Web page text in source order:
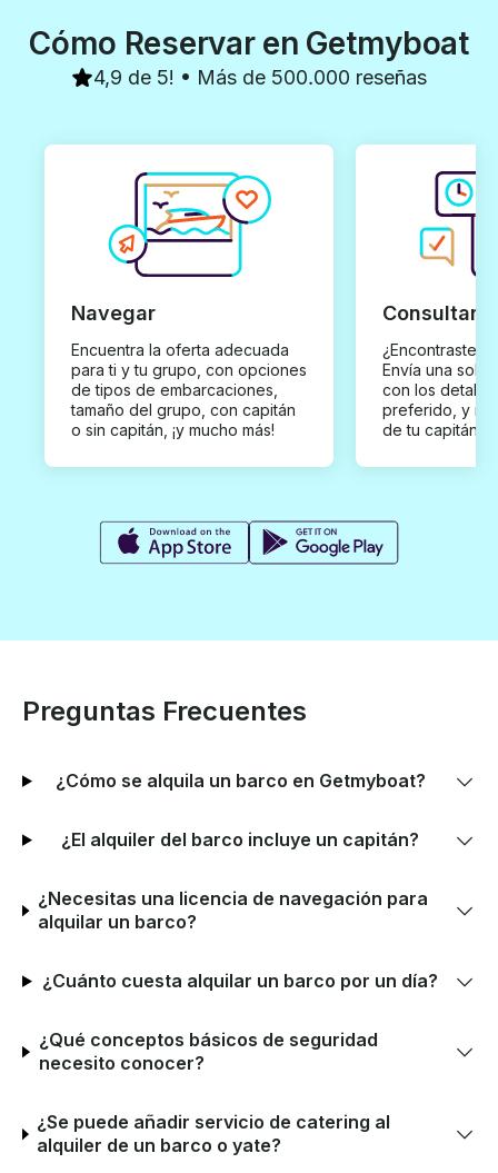
Cómo Reservar en Getmyboat
4,9 de 5! • Más de 500.000 reseñas
Navegar
Encuentra la oferta adecuada
para ti y tu grupo, con opciones
de tipos de embarcaciones,
tamaño del grupo, con capitán
o sin capitán, ¡y mucho más!
Consultar
¿Encontraste
Envía una
con los
preferido, y
de tu capitán
Preguntas Frecuentes
¿Cómo se alquila un barco en Getmyboat?
¿El alquiler del barco incluye un capitán?
¿Necesitas una licencia de navegación para
alquilar un barco?
¿Cuánto cuesta alquilar un barco por un día?
¿Qué conceptos básicos de seguridad
necesito conocer?
¿Se puede añadir servicio de catering al
alquiler de un barco o yate?